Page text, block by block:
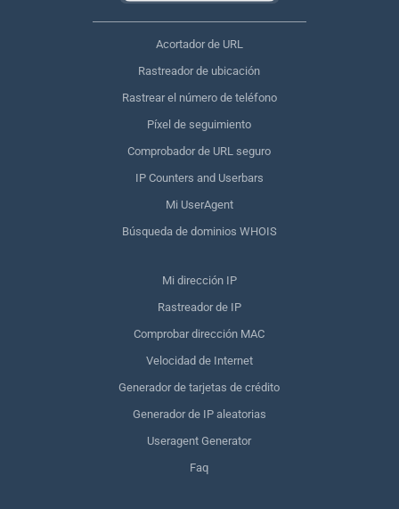
Acortador de URL
Rastreador de ubicación
Rastrear el número de teléfono
Píxel de seguimiento
Comprobador de URL seguro
IP Counters and Userbars
Mi UserAgent
Búsqueda de dominios WHOIS
Mi dirección IP
Rastreador de IP
Comprobar dirección MAC
Velocidad de Internet
Generador de tarjetas de crédito
Generador de IP aleatorias
Useragent Generator
Faq